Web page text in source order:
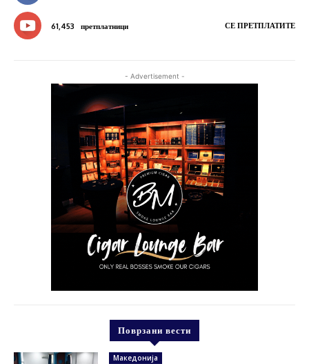
61,453 претплатници СЕ ПРЕТПЛАТИТЕ
- Advertisement -
Поврзани вести
Македонија